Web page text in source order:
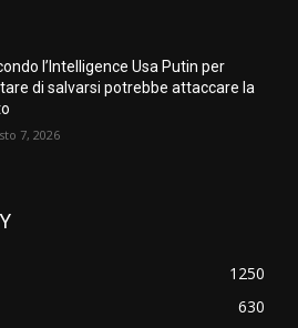
l’Intelligence Usa Putin per
di salvarsi potrebbe attaccare la
7, 2026
1250
630